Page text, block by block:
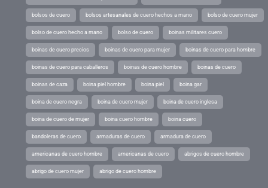
bolsos de cuero bolsos artesanales de cuero hechos a mano bolso de cuero mujer
bolso de cuero hecho a mano bolso de cuero boinas militares cuero
boinas de cuero precios boinas de cuero para mujer boinas de cuero para hombre
boinas de cuero para caballeros boinas de cuero hombre boinas de cuero
boinas de caza boina piel hombre boina piel boina gar
boina de cuero negra boina de cuero mujer boina de cuero inglesa
boina de cuero de mujer boina cuero hombre boina cuero
bandoleras de cuero armaduras de cuero armadura de cuero
americanas de cuero hombre americanas de cuero abrigos de cuero hombre
abrigo de cuero mujer abrigo de cuero hombre